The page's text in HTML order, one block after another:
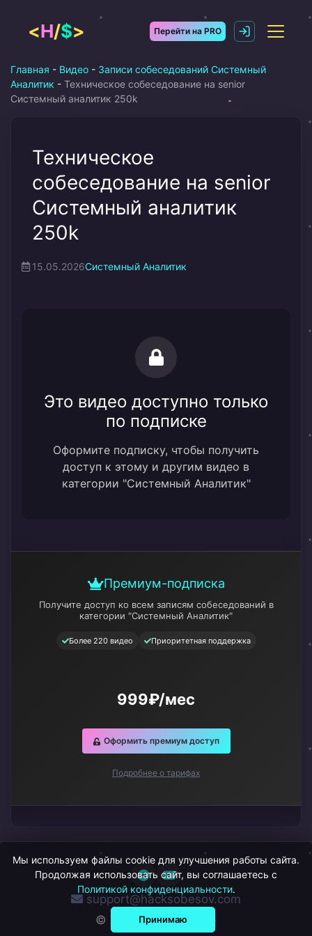
содержимому
<H/$> Перейти на PRO
Главная - Видео - Записи собеседований Системный
Аналитик - Техническое собеседование на senior
Системный аналитик 250k
Техническое
собеседование на senior
Системный аналитик
250k
15.05.2026Системный Аналитик
Это видео доступно только
по подписке
Оформите подписку, чтобы получить
доступ к этому и другим видео в
категории "Системный Аналитик"
Премиум-подписка
Получите доступ ко всем записям собеседований в
категории "Системный Аналитик"
Более 220 видео Приоритетная поддержка
999₽/мес
Оформить премиум доступ
Подробнее о тарифах
© ХакСобесов, 2026
support@hacksobesov.com
Мы используем файлы cookie для улучшения работы сайта.
Продолжая использовать сайт, вы соглашаетесь с
Политикой конфиденциальности.
Принимаю